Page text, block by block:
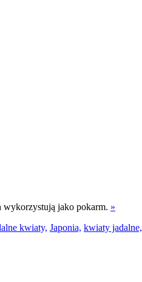
jako pokarm. »
kwiaty, Japonia, kwiaty jadalne,